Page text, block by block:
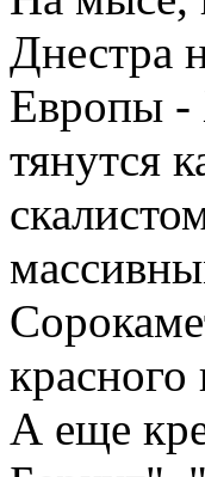
Днестра
Европы -
тянутся
А еще